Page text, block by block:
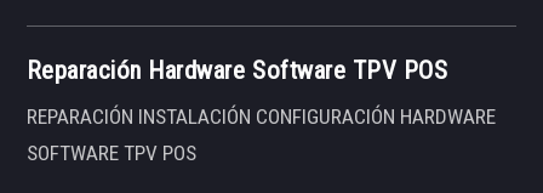
Reparación Hardware Software TPV POS
REPARACIÓN INSTALACIÓN CONFIGURACIÓN HARDWARE
SOFTWARE TPV POS